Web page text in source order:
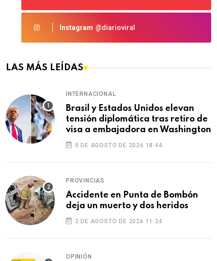
Instagram @diarioviral
LAS MÁS LEÍDAS
INTERNACIONAL
Brasil y Estados Unidos elevan
tensión diplomática tras retiro de
visa a embajadora en Washington
5 DE AGOSTO DE 2026 18:44
PROVINCIAS
Accidente en Punta de Bombón
deja un muerto y dos heridos
2 DE AGOSTO DE 2026 11:24
OPINIÓN